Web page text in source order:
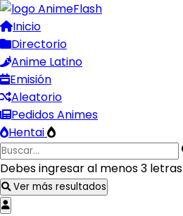
Inicio
Directorio
Anime Latino
Emisión
Aleatorio
Pedidos Animes
Hentai
Debes ingresar al menos 3 letras
Ver más resultados